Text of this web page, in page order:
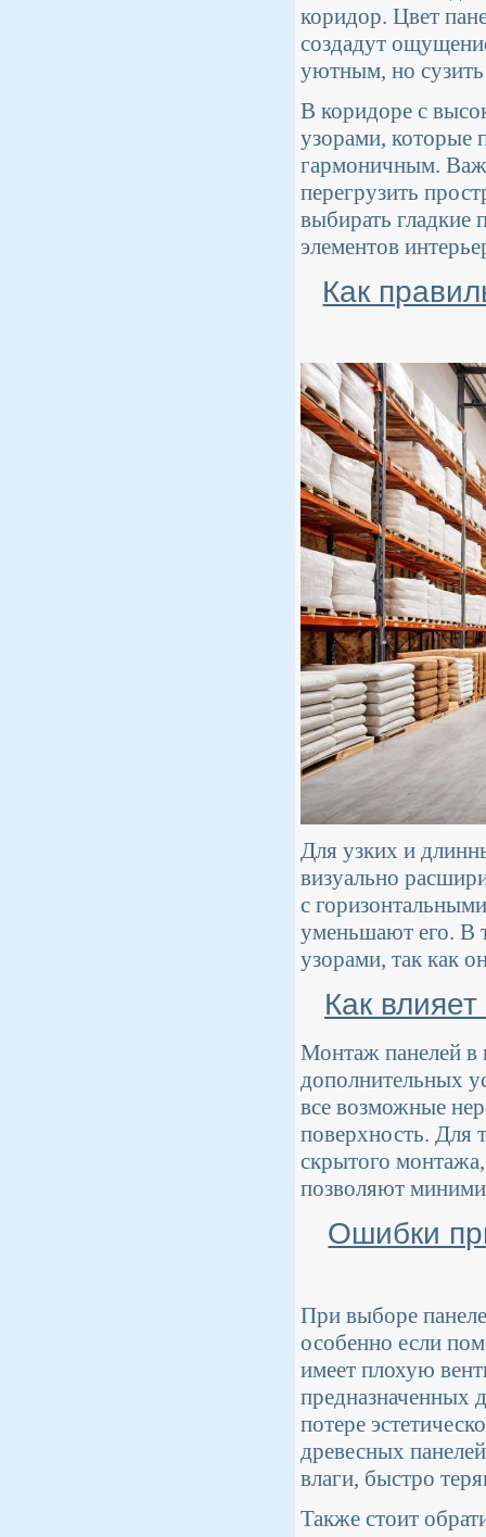
коридор. Цвет
создадут
уютным, но сузить
В коридоре с
узорами, которые
гармоничным.
перегрузить
выбирать гладкие
элементов
Как
Для узких и
визуально
с
уменьшают его. В
узорами, так как
Как
Монтаж панелей в
дополнительных
все возможные
поверхность. Для
скрытого
позволяют
Ошибки
При выборе
особенно если
имеет плохую
предназначенных
потере
древесных
влаги, быстро
Также стоит